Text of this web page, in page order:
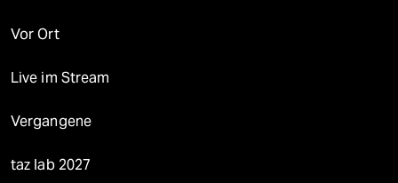
Vor Ort
Live im Stream
Vergangene
taz lab 2027